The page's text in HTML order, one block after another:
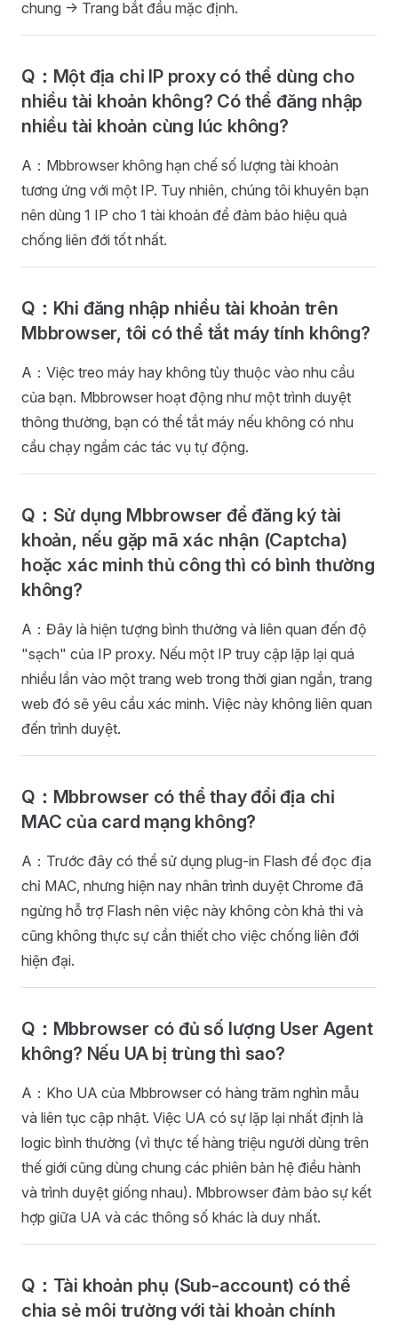
chung -> Trang bắt đầu mặc định.
Q：Một địa chỉ IP proxy có thể dùng cho
nhiều tài khoản không? Có thể đăng nhập
nhiều tài khoản cùng lúc không?
A：Mbbrowser không hạn chế số lượng tài khoản
tương ứng với một IP. Tuy nhiên, chúng tôi khuyên bạn
nên dùng 1 IP cho 1 tài khoản để đảm bảo hiệu quả
chống liên đới tốt nhất.
Q：Khi đăng nhập nhiều tài khoản trên
Mbbrowser, tôi có thể tắt máy tính không?
A：Việc treo máy hay không tùy thuộc vào nhu cầu
của bạn. Mbbrowser hoạt động như một trình duyệt
thông thường, bạn có thể tắt máy nếu không có nhu
cầu chạy ngầm các tác vụ tự động.
Q：Sử dụng Mbbrowser để đăng ký tài
khoản, nếu gặp mã xác nhận (Captcha)
hoặc xác minh thủ công thì có bình thường
không?
A：Đây là hiện tượng bình thường và liên quan đến độ
"sạch" của IP proxy. Nếu một IP truy cập lặp lại quá
nhiều lần vào một trang web trong thời gian ngắn, trang
web đó sẽ yêu cầu xác minh. Việc này không liên quan
đến trình duyệt.
Q：Mbbrowser có thể thay đổi địa chỉ
MAC của card mạng không?
A：Trước đây có thể sử dụng plug-in Flash để đọc địa
chỉ MAC, nhưng hiện nay nhân trình duyệt Chrome đã
ngừng hỗ trợ Flash nên việc này không còn khả thi và
cũng không thực sự cần thiết cho việc chống liên đới
hiện đại.
Q：Mbbrowser có đủ số lượng User Agent
không? Nếu UA bị trùng thì sao?
A：Kho UA của Mbbrowser có hàng trăm nghìn mẫu
và liên tục cập nhật. Việc UA có sự lặp lại nhất định là
logic bình thường (vì thực tế hàng triệu người dùng trên
thế giới cũng dùng chung các phiên bản hệ điều hành
và trình duyệt giống nhau). Mbbrowser đảm bảo sự kết
hợp giữa UA và các thông số khác là duy nhất.
Q：Tài khoản phụ (Sub-account) có thể
chia sẻ môi trường với tài khoản chính